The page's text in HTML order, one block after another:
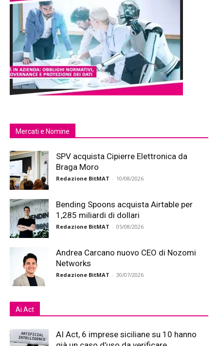
Mercati e Nomine
SPV acquista Cipierre Elettronica da
Braga Moro
Redazione BitMAT - 10/08/2026
Bending Spoons acquista Airtable per
1,285 miliardi di dollari
Redazione BitMAT - 05/08/2026
Andrea Carcano nuovo CEO di Nozomi
Networks
Redazione BitMAT - 30/07/2026
Ai Act
AI Act, 6 imprese siciliane su 10 hanno